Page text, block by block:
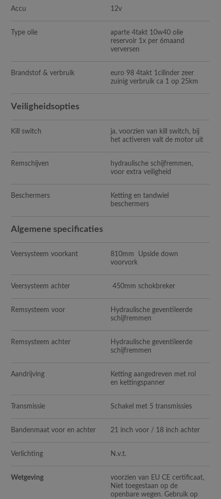
Accu 12v
Type olie
aparte 4takt 10w40 olie
reservoir 1x per 6maand
verversen
Brandstof & verbruik
euro 98 4takt 1cilinder zeer
zuinig verbruik ca 1 op 25km
Veiligheidsopties
Kill switch
ja, voorzien van kill switch, bij
het activeren valt de motor uit
Remschijven
hydraulische schijfremmen,
voor extra veiligheid
Beschermers
Ketting en tandwiel
beschermers
Algemene specificaties
Veersysteem voorkant
810mm Upside down
voorvork
Veersysteem achter 450mm schokbreker
Remsysteem voor
Hydraulische geventileerde
schijfremmen
Remsysteem achter
Hydraulische geventileerde
schijfremmen
Aandrijving
Ketting aangedreven met rol
en kettingspanner
Transmissie Schakel met 5 transmissies
Bandenmaat voor en achter 21 inch voor / 18 inch achter
Verlichting N.v.t.
Wetgeving
voorzien van EU CE certificaat,
Niet toegestaan op de
openbare wegen. Gebruik op